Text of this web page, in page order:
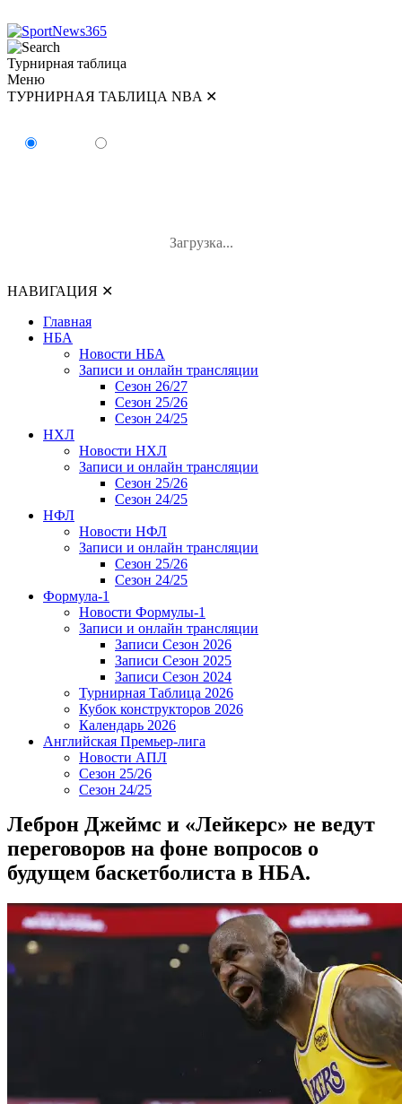
Турнирная таблица
Меню
ТУРНИРНАЯ ТАБЛИЦА NBA ✕
Загрузка...
НАВИГАЦИЯ ✕
Главная
НБА
Новости НБА
Записи и онлайн трансляции
Сезон 26/27
Сезон 25/26
Сезон 24/25
НХЛ
Новости НХЛ
Записи и онлайн трансляции
Сезон 25/26
Сезон 24/25
НФЛ
Новости НФЛ
Записи и онлайн трансляции
Сезон 25/26
Сезон 24/25
Формула-1
Новости Формулы-1
Записи и онлайн трансляции
Записи Сезон 2026
Записи Сезон 2025
Записи Сезон 2024
Турнирная Таблица 2026
Кубок конструкторов 2026
Календарь 2026
Английская Премьер-лига
Новости АПЛ
Сезон 25/26
Сезон 24/25
Леброн Джеймс и «Лейкерс» не ведут
переговоров на фоне вопросов о
будущем баскетболиста в НБА.